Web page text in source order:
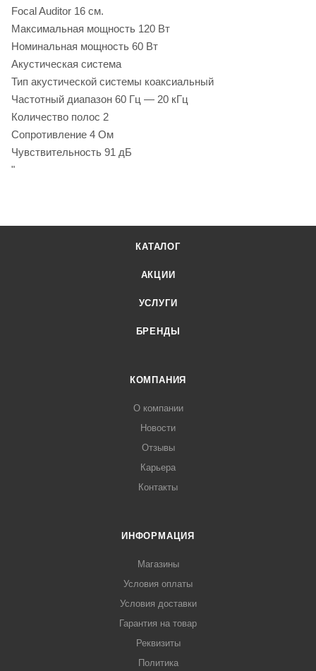
Focal Auditor 16 см.
Максимальная мощность 120 Вт
Номинальная мощность 60 Вт
Акустическая система
Тип акустической системы коаксиальный
Частотный диапазон 60 Гц — 20 кГц
Количество полос 2
Сопротивление 4 Ом
Чувствительность 91 дБ
"
КАТАЛОГ
АКЦИИ
УСЛУГИ
БРЕНДЫ
КОМПАНИЯ
О компании
Новости
Отзывы
Карьера
Контакты
ИНФОРМАЦИЯ
Магазины
Условия оплаты
Условия доставки
Гарантия на товар
Реквизиты
Политика